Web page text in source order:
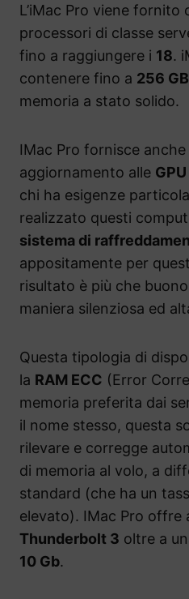
L’iMac Pro viene fornito
processori di classe
fino a raggiungere i 18.
contenere fino a 256 GB
memoria a stato solido.
IMac Pro fornisce
aggiornamento alle GPU
chi ha esigenze
realizzato questi
sistema di
appositamente per
risultato è più che
maniera silenziosa ed
Questa tipologia di
la RAM ECC (Error
memoria preferita dai
il nome stesso, questa
rilevare e corregge
di memoria al volo, a
standard (che ha un
elevato). IMac Pro offre
Thunderbolt 3 oltre a
10 Gb.